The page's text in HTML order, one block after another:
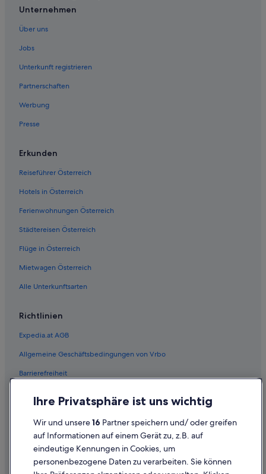
Unternehmen
Über uns
Jobs
Unterkunft registrieren
Partnerschaften
Werbung
Presse
Erkunden
Reiseführer Österreich
Hotels in Österreich
Ferienwohnungen Österreich
Städtereisen Österreich
Flüge in Österreich
Mietwagen Österreich
Alle Unterkunftsarten
Richtlinien
Expedia.at AGB
Allgemeine Geschäftsbedingungen von Vrbo
Barrierefreiheit
Rechtliche Hinweise/Kontakt
Inhaltsrichtlinien und Melden von Inhalten
Ihre Privatsphäre ist uns wichtig
Wir und unsere16 Partner speichern und/ oder greifen
auf Informationen auf einem Gerät zu, z.B. auf
eindeutige Kennungen in Cookies, um
personenbezogene Daten zu verarbeiten. Sie können